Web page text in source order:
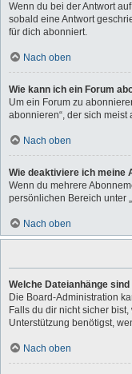
Wenn du bei der Antwort
sobald eine Antwort
für dich abonniert.
Nach oben
Wie kann ich ein Forum
Um ein Forum zu
abonnieren“, der sich
Nach oben
Wie deaktiviere ich meine
Wenn du mehrere
persönlichen Bereich unter
Nach oben
Welche Dateianhänge
Die Board-Administration
Falls du dir nicht sicher
Unterstützung benötigst,
Nach oben